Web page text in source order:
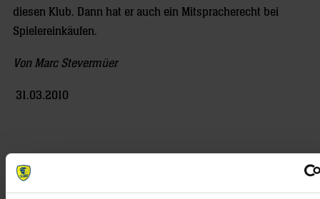
diesen Klub. Dann hat er auch ein Mitspracherecht bei
Spielereinkäufen.
Von Marc Stevermüer
31.03.2010
NEWSLETTER